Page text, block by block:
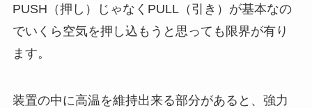
PUSH（押し）じゃなくPULL（引き）が基本なの
でいくら空気を押し込もうと思っても限界が有り
ます。
装置の中に高温を維持出来る部分があると、強力